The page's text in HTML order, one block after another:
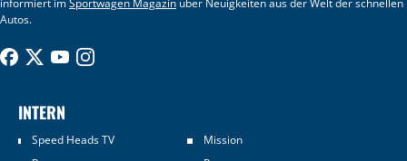
Autos.
INTERN
Speed Heads TV
Mission